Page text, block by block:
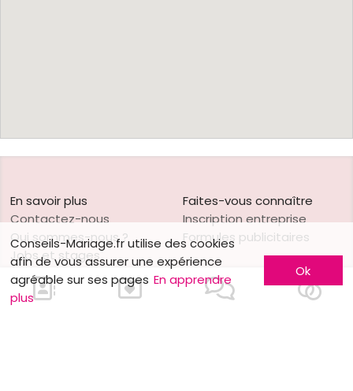
En savoir plus
Contactez-nous
Qui sommes-nous ?
Jobs et stages
Partenaires
Mentions légales
Faites-vous connaître
Inscription entreprise
Formules publicitaires
Conseils-Mariage.fr utilise des cookies
afin de vous assurer une expérience
agréable sur ses pages En apprendre
plus
Ok